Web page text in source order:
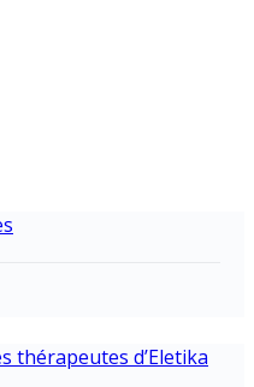
thérapeutes d’Eletika